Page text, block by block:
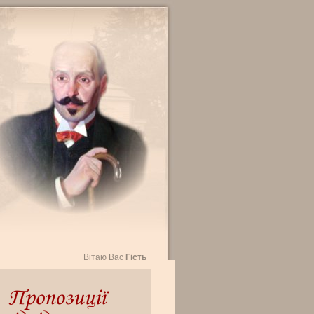
Вітаю Вас Гість